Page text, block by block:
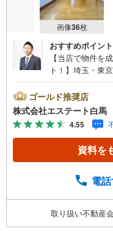
画像36枚
おすすめポイント
【当店で物件を
ト！】埼玉・東
築・リフォーム
たします。～人
～・小さいお子
したくない時・
利用いただけま
物件の現地から
「見え方」など
ャルプランナー
も安心・忙しい
場所から家族み
ゴールド推奨店
株式会社エステート白
4.55
資料を
電
取り扱い不動産